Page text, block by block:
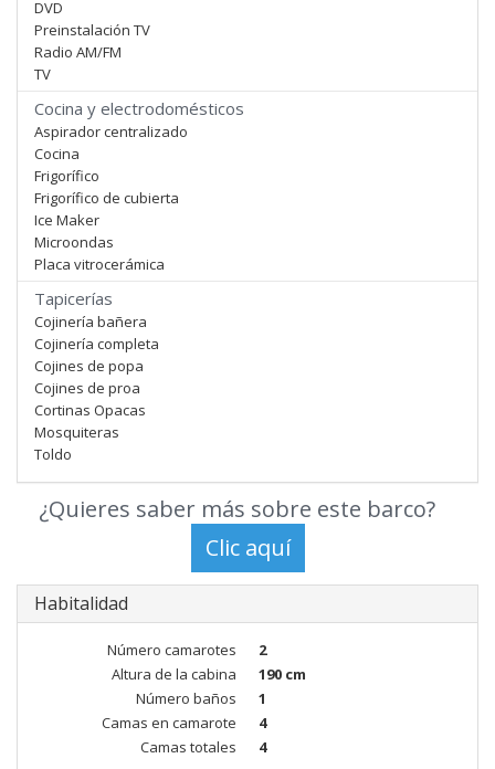
DVD
Preinstalación TV
Radio AM/FM
TV
Cocina y electrodomésticos
Aspirador centralizado
Cocina
Frigorífico
Frigorífico de cubierta
Ice Maker
Microondas
Placa vitrocerámica
Tapicerías
Cojinería bañera
Cojinería completa
Cojines de popa
Cojines de proa
Cortinas Opacas
Mosquiteras
Toldo
¿Quieres saber más sobre este barco?
Habitalidad
Número camarotes
2
Altura de la cabina
190 cm
Número baños
1
Camas en camarote
4
Camas totales
4